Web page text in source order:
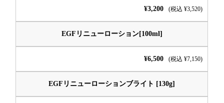
¥3,200 (税込 ¥3,520)
EGFリニューローション[100ml]
¥6,500 (税込 ¥7,150)
EGFリニューローションブライト [130g]